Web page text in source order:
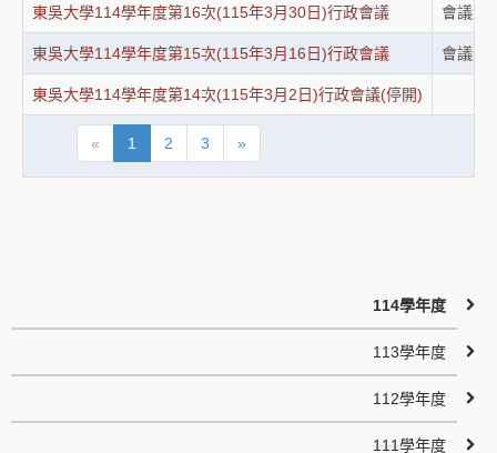
東吳大學114學年度第16次(115年3月30日)行政會議 會議紀
東吳大學114學年度第15次(115年3月16日)行政會議 會議紀
東吳大學114學年度第14次(115年3月2日)行政會議(停開)
« 1 2 3 »
114學年度
113學年度
112學年度
111學年度